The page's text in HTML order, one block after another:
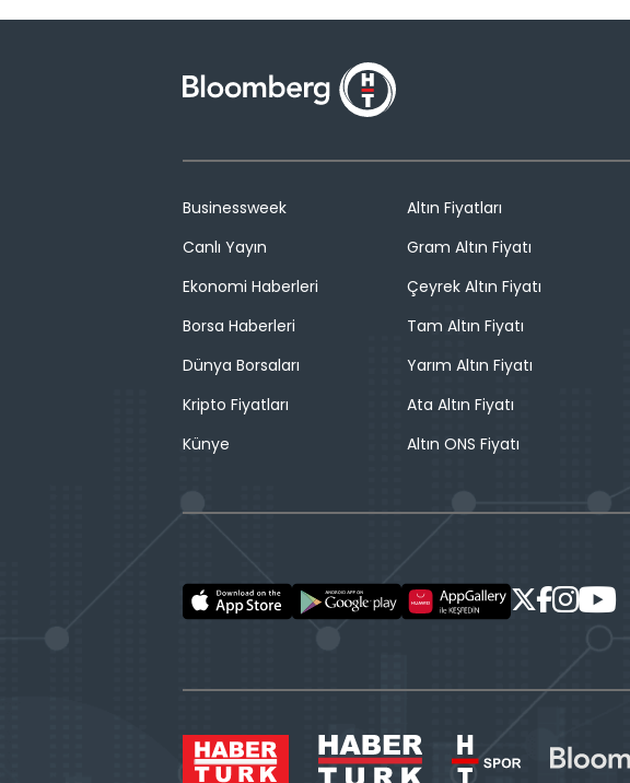
Businessweek
Canlı Yayın
Ekonomi Haberleri
Borsa Haberleri
Dünya Borsaları
Kripto Fiyatları
Künye
Altın Fiyatları
Gram Altın Fiyatı
Çeyrek Altın Fiyatı
Tam Altın Fiyatı
Yarım Altın Fiyatı
Ata Altın Fiyatı
Altın ONS Fiyatı